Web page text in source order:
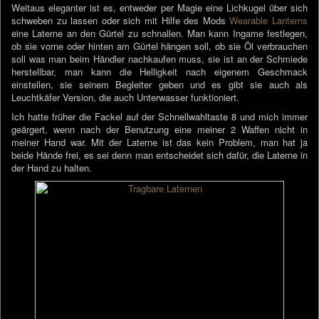
Weitaus eleganter ist es, entweder per Magie eine Lichkugel über sich
schweben zu lassen oder sich mit Hilfe des ModsWearable Lanterns
eine Laterne an den Gürtel zu schnallen. Man kann Ingame festlegen,
ob sie vorne oder hinten am Gürtel hängen soll, ob sie Öl verbrauchen
soll was man beim Händler nachkaufen muss, sie ist an der Schmiede
herstellbar, man kann die Helligkeit nach eigenem Geschmack
einstellen, sie seinem Begleiter geben und es gibt sie auch als
Leuchtkäfer Version, die auch Unterwasser funktioniert.
Ich hatte früher die Fackel auf der Schnellwahltaste 8 und mich immer
geärgert, wenn nach der Benutzung eine meiner 2 Waffen nicht in
meiner Hand war. Mit der Laterne ist das kein Problem, man hat ja
beide Hände frei, es sei denn man entscheidet sich dafür, die Laterne in
der Hand zu halten.